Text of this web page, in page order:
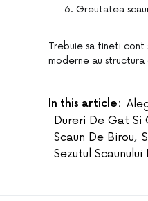
Greutatea
Trebuie sa tineti cont
moderne au
In this article:
Dureri De Gat Si
Scaun De Birou,
Sezutul